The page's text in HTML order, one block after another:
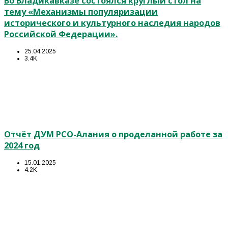
тему «Механизмы популяризации
исторического и культурного наследия народов
Российской Федерации».
25.04.2025
3.4K
Отчёт ДУМ РСО-Алания о проделанной работе за
2024 год
15.01.2025
4.2K